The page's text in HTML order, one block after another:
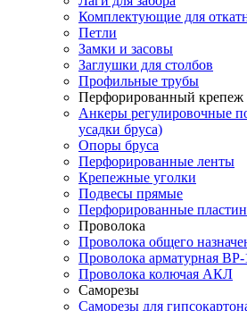
Комплектующие для
Петли
Замки и засовы
Заглушки для столбов
Профильные трубы
Перфорированный крепеж
Анкеры регулировочные
усадки бруса)
Опоры бруса
Перфорированные ленты
Крепежные уголки
Подвесы прямые
Перфорированные
Проволока
Проволока общего
Проволока арматурная ВР-
Проволока колючая АКЛ
Саморезы
Саморезы для